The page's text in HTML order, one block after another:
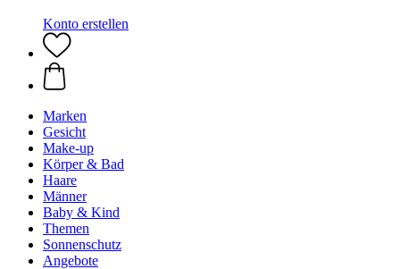
Konto erstellen
Marken
Gesicht
Make-up
Körper & Bad
Haare
Männer
Baby & Kind
Themen
Sonnenschutz
Angebote